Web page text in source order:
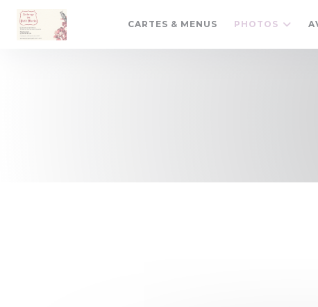
Personnalisation de vos choix en matière de cookies
CARTES & MENUS PHOTOS